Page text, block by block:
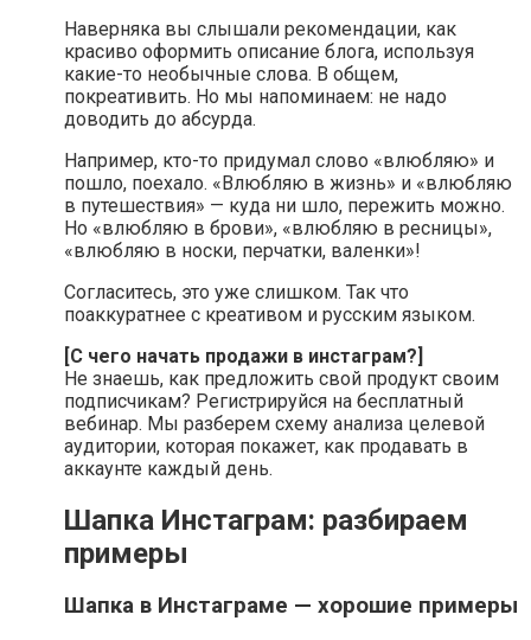
Наверняка вы слышали рекомендации, как
красиво оформить описание блога, используя
какие-то необычные слова. В общем,
покреативить. Но мы напоминаем: не надо
доводить до абсурда.
Например, кто-то придумал слово «влюбляю» и
пошло, поехало. «Влюбляю в жизнь» и «влюбляю
в путешествия» — куда ни шло, пережить можно.
Но «влюбляю в брови», «влюбляю в ресницы»,
«влюбляю в носки, перчатки, валенки»!
Согласитесь, это уже слишком. Так что
поаккуратнее с креативом и русским языком.
[С чего начать продажи в инстаграм?]
Не знаешь, как предложить свой продукт своим
подписчикам? Регистрируйся на бесплатный
вебинар. Мы разберем схему анализа целевой
аудитории, которая покажет, как продавать в
аккаунте каждый день.
Шапка Инстаграм: разбираем
примеры
Шапка в Инстаграме — хорошие примеры